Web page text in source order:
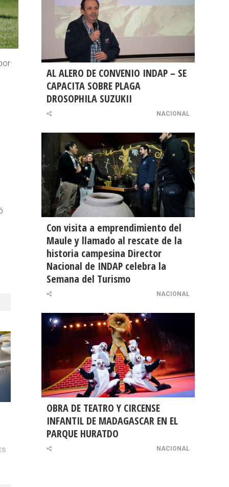
AL ALERO DE CONVENIO INDAP – SE
CAPACITA SOBRE PLAGA
DROSOPHILA SUZUKII
NACIONAL
Con visita a emprendimiento del
Maule y llamado al rescate de la
historia campesina Director
Nacional de INDAP celebra la
Semana del Turismo
NACIONAL
OBRA DE TEATRO Y CIRCENSE
INFANTIL DE MADAGASCAR EN EL
PARQUE HURATDO
NACIONAL